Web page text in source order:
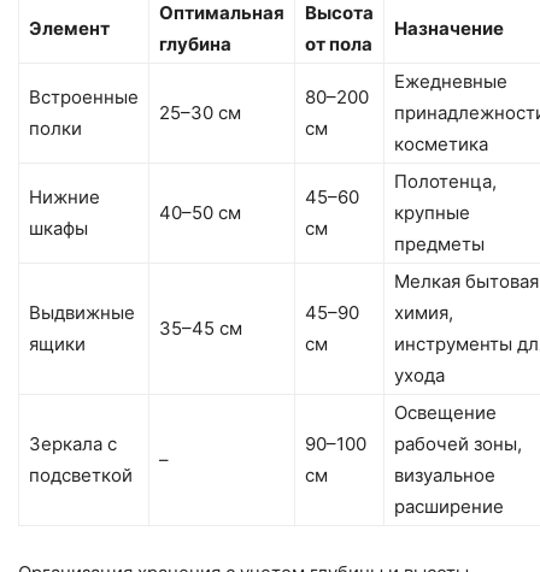
Элемент
Оптимальная
глубина
Высота
от пола
Назначение
Встроенные
полки
25–30 см
80–200
см
Ежедневные
косметика
Нижние
шкафы
40–50 см
45–60
см
Полотенца,
крупные
предметы
Выдвижные
ящики
35–45 см
45–90
см
Мелкая бытовая
химия,
инструменты
ухода
Зеркала с
подсветкой
–
90–100
см
Освещение
рабочей зоны,
визуальное
расширение